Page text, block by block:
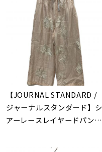
【JOURNAL STANDARD /
ジャーナルスタンダード】シ
アーレースレイヤードパンツ
のシアーレイヤードスタイル